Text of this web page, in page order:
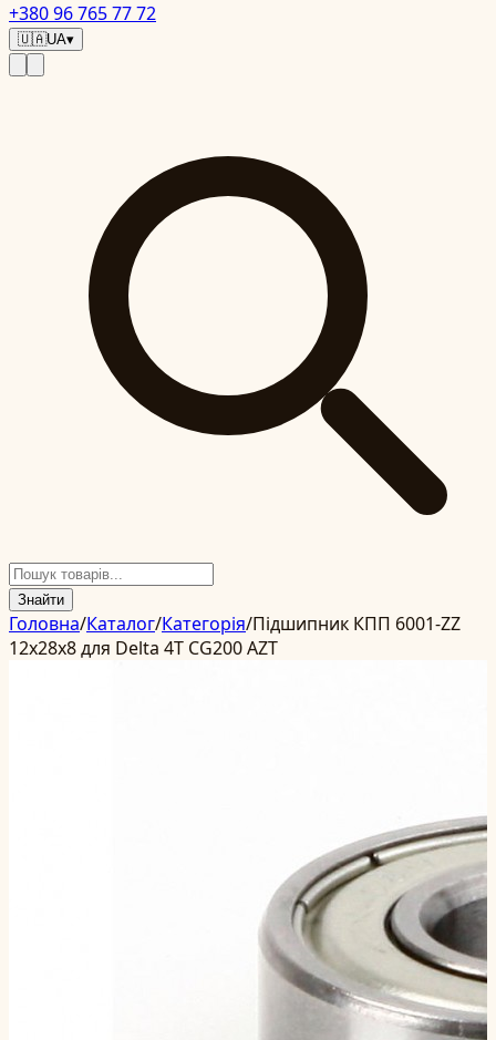
+380 96 765 77 72
🇺🇦UA▾
Знайти
Головна/Каталог/Категорія/Підшипник КПП 6001-ZZ
12x28x8 для Delta 4T CG200 AZT